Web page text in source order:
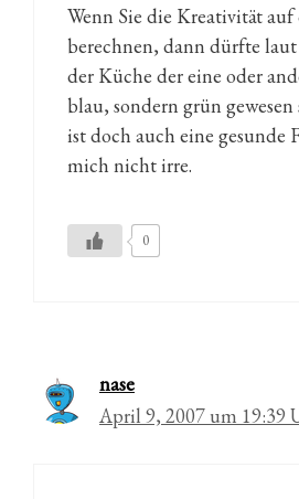
Wenn Sie die Kreativität auf
berechnen, dann dürfte
der Küche der eine oder
blau, sondern grün gewesen
ist doch auch eine gesunde
mich nicht irre.
0
nase
April 9, 2007 um 19:39